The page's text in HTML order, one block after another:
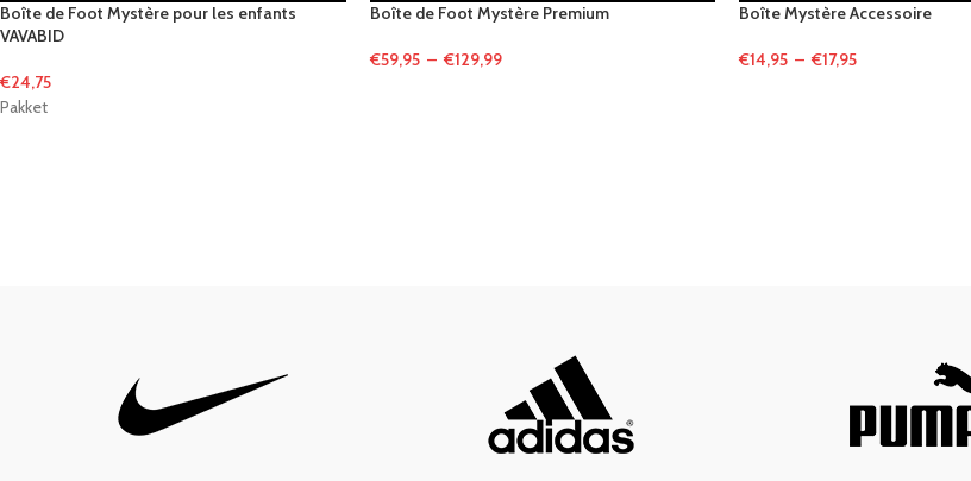
Boîte de Foot Mystère pour les enfants
VAVABID
€24,75
Boîte de Foot Mystère Premium
€59,95 – €129,99
Boîte Mystère Accessoire
€14,95 – €17,95
Pakket